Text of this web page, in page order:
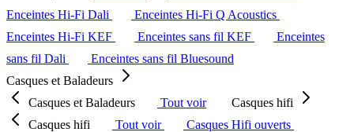
Enceintes Hi-Fi Dali
Enceintes Hi-Fi Q Acoustics
Enceintes Hi-Fi KEF
Enceintes sans fil KEF
Enceintes
sans fil Dali
Enceintes sans fil Bluesound
Casques et Baladeurs
Casques et Baladeurs
Tout voir
Casques hifi
Casques hifi
Tout voir
Casques Hifi ouverts